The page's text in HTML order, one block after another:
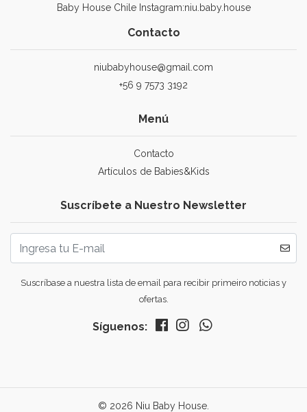
Baby House Chile Instagram:niu.baby.house
Contacto
niubabyhouse@gmail.com
+56 9 7573 3192
Menú
Contacto
Artículos de Babies&Kids
Suscríbete a Nuestro Newsletter
Suscríbase a nuestra lista de email para recibir primeiro noticias y
ofertas.
Síguenos:
© 2026 Niu Baby House.